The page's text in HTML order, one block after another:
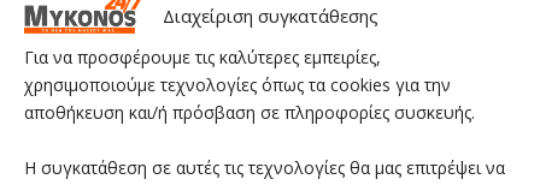
Διαχείριση συγκατάθεσης
Για να προσφέρουμε τις καλύτερες εμπειρίες,
χρησιμοποιούμε τεχνολογίες όπως τα cookies για την
αποθήκευση και/ή πρόσβαση σε πληροφορίες συσκευής.
Η συγκατάθεση σε αυτές τις τεχνολογίες θα μας επιτρέψει να